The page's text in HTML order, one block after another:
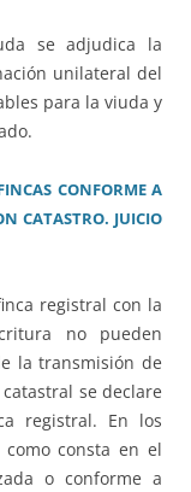
se adjudica la
unilateral del
para la viuda y
CONFORME A
CATASTRO. JUICIO
registral con la
no pueden
la transmisión de
se declare
registral. En los
consta en el
o conforme a